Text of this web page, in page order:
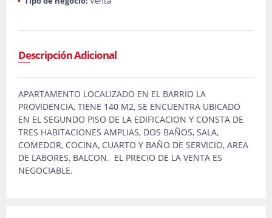
Descripción Adicional
APARTAMENTO LOCALIZADO EN EL BARRIO LA
PROVIDENCIA, TIENE 140 M2, SE ENCUENTRA UBICADO
EN EL SEGUNDO PISO DE LA EDIFICACION Y CONSTA DE
TRES HABITACIONES AMPLIAS, DOS BAÑOS, SALA,
COMEDOR, COCINA, CUARTO Y BAÑO DE SERVICIO, AREA
DE LABORES, BALCON. EL PRECIO DE LA VENTA ES
NEGOCIABLE.